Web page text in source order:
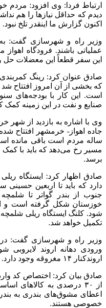
ارتباط فردا: وی افزود: مردم
دیدم که حداقل نیازها را هم
اکنون گزارش ما اینقدر تلخ نبود.
وزیر راه و شهرسازی گفت: به
عملیاتی باشند. فرودگاه
این سفر قطعاً این معضلات
که بخشی از آن امروز افتتاح
است. این کار با بودجه‌های
صنایع و نفت در این زمینه کمک
جاده اهواز- خرمشهر افتتاح
ساله مردم است باقی مانده
مسیر رخ می‌دهد که باید با کمک
برسد.
صادق اظهار کرد: ایستگاه
دارد که باید تا اربعین
جنوب از بندر گواتر تا
خوزستان شکل گرفته است و
شود. کلنگ ایستگاه ریلی شلمچه
تکمیل خواهد شد.
وزیر راه و شهرسازی گفت:
ورودی دهانه اروند لایروبی
اروندکنار ۱۴ مغروقه وجود دارد.
صادق بیان کرد: اختصاص کد
از ۳۰ درصدی به کالاهای
اعطای مشوق‌های بندری به
خصوصی هستند.